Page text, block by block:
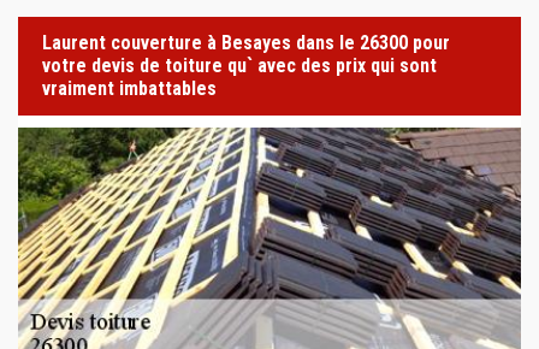
Laurent couverture à Besayes dans le 26300 pour
votre devis de toiture qu` avec des prix qui sont
vraiment imbattables